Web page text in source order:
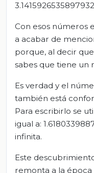
Con esos números
a acabar de
porque, al decir
sabes que tiene un
Es verdad y el
también está
Para escribirlo se
igual a:
infinita.
Este
remonta a la época